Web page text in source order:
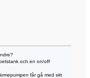
och en on/off
får gå med sitt